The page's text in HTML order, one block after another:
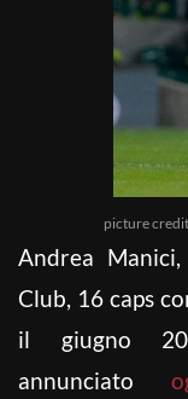
picture
Andrea
Club, 16 caps
il giugno
annunciato